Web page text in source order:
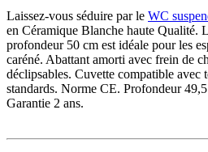
Laissez-vous séduire par le WC
en Céramique Blanche haute Qualité.
profondeur 50 cm est idéale pour les
caréné. Abattant amorti avec frein de
déclipsables. Cuvette compatible avec
standards. Norme CE. Profondeur
Garantie 2 ans.